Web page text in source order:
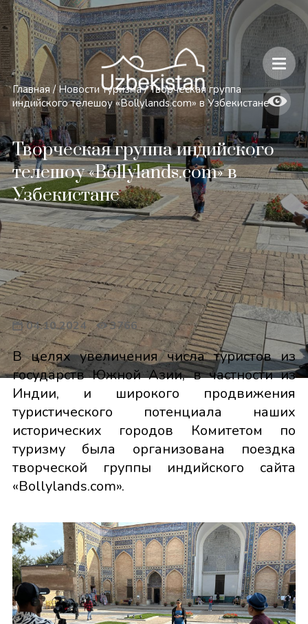
Безопасность и особенности путешествий по Узбекистану
Главная / Новости туризма / Творческая группа
индийского телешоу «Bollylands.com» в Узбекистане
Творческая группа индийского
телешоу «Bollylands.com» в
Узбекистане
04.10.2024 3766
В целях увеличения числа туристов из
государств Южной Азии, в частности из
Индии, и широкого продвижения
туристического потенциала наших
исторических городов Комитетом по
туризму была организована поездка
творческой группы индийского сайта
«Bollylands.com».